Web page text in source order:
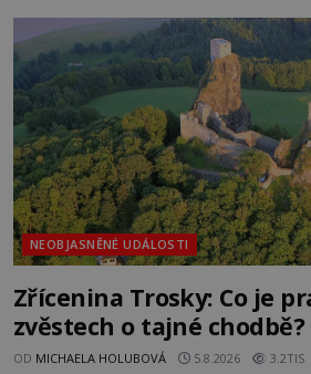
následovat. Vstupujeme na
Surat. Gu
NEOBJASNĚNÉ UDÁLOSTI
Zřícenina Trosky: Co je
zvěstech o tajné chodbě?
OD MICHAELA HOLUBOVÁ 5.8.2026 3.2TIS